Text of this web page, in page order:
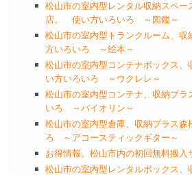
松山市の室内型レンタル収納スペー
店。 使い方いろいろ ～図鑑～
松山市の室内型トランクルーム、
方いろいろ ～絵本～
松山市の室内型コンテナボックス
い方いろいろ ～ウクレレ～
松山市の室内型コンテナ、収納プ
いろ ～バイオリン～
松山市の室内型倉庫、収納プラス
ろ ～アコースティックギター～
お得情報。松山市内の初回無料搬入
松山市の室内型レンタルボックス